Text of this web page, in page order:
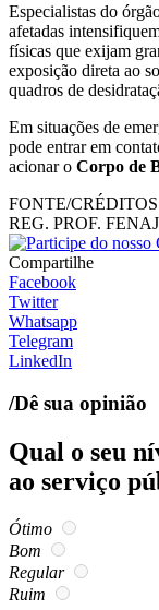
Especialistas do
afetadas
físicas que exijam
exposição direta ao
quadros de
Em situações de
pode entrar em
acionar o Corpo de
FONTE/
REG. PROF.
Compartilhe
Facebook
Twitter
Whatsapp
Telegram
LinkedIn
/Dê sua opinião
Qual o seu
ao serviço
Ótimo
Bom
Regular
Ruim